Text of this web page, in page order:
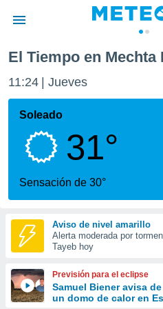
de
por
que se
calidad.
a este
las
y
forma
digital
basada
El Tiempo en Mechta
11:24 Jueves
Soleado
31°
Sensación de 30°
Aviso de nivel amarillo
Alerta moderada por
Tayeb hoy
Previsión para el eclipse
Samuel Biener avisa
un domo de calor en